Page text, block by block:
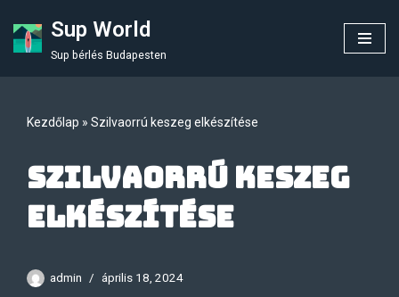
Skip
Sup World
Sup bérlés Budapesten
Kezdőlap » Szilvaorrú keszeg elkészítése
Szilvaorrú keszeg
elkészítése
admin április 18, 2024